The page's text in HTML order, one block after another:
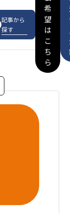
記事から
探す
希
望
は
こ
ち
ら